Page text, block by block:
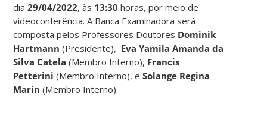
dia29/04/2022, às 13:30 horas, por meio de
videoconferência. A Banca Examinadora será
composta pelos Professores Doutores Dominik
Hartmann (Presidente), Eva Yamila Amanda da
Silva Catela (Membro Interno), Francis
Petterini (Membro Interno), eSolange Regina
Marin(Membro Interno).